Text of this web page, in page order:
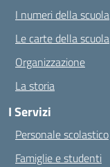
I numeri della scuola
Le carte della scuola
Organizzazione
La storia
I Servizi
Personale scolastico
Famiglie e studenti